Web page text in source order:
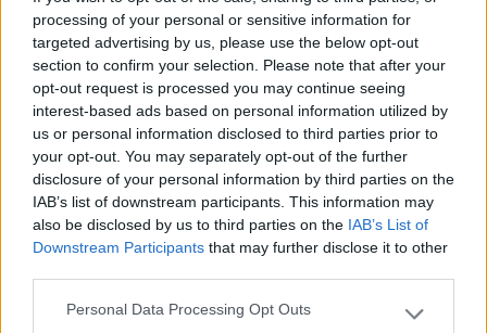
processing of your personal or sensitive information for
targeted advertising by us, please use the below opt-out
section to confirm your selection. Please note that after your
opt-out request is processed you may continue seeing
interest-based ads based on personal information utilized by
us or personal information disclosed to third parties prior to
your opt-out. You may separately opt-out of the further
disclosure of your personal information by third parties on the
IAB’s list of downstream participants. This information may
also be disclosed by us to third parties on the IAB’s List of
Downstream Participants that may further disclose it to other
Please note that this website/app uses one or more Google
Personal Data Processing Opt Outs
Servizi / Posizione
Posizionato sulla Riviera Picena delle Palme, sul
lungoma...
Grottammare (AP) - 2.9km